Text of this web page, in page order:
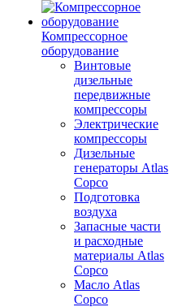
Компрессорное
оборудование
Винтовые
дизельные
передвижные
компрессоры
Электрические
компрессоры
Дизельные
генераторы Atlas
Copco
Подготовка
воздуха
Запасные части
и расходные
материалы Atlas
Copco
Масло Atlas
Copco